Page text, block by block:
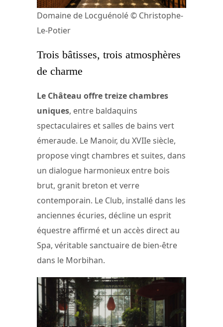
Domaine de Locguénolé © Christophe-
Le-Potier
Trois bâtisses, trois atmosphères
de charme
Le Château offre treize chambres
uniques, entre baldaquins
spectaculaires et salles de bains vert
émeraude. Le Manoir, du XVIIe siècle,
propose vingt chambres et suites, dans
un dialogue harmonieux entre bois
brut, granit breton et verre
contemporain. Le Club, installé dans les
anciennes écuries, décline un esprit
équestre affirmé et un accès direct au
Spa, véritable sanctuaire de bien-être
dans le Morbihan.